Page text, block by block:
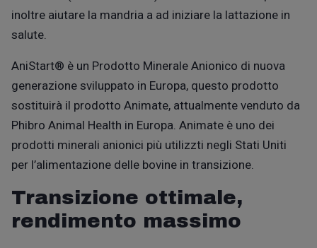
inoltre aiutare la mandria a ad iniziare la lattazione in
salute
AniStart® è un Prodotto Minerale Anionico di nuova
generazione sviluppato in Europa, questo prodotto
sostituirà il prodotto Animate, attualmente venduto da
Phibro Animal Health in Europa. Animate è uno dei
prodotti minerali anionici più utilizzti negli Stati Uniti
per l’alimentazione delle bovine in transizione.
Transizione ottimale,
rendimento massimo